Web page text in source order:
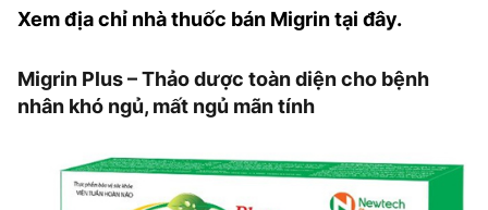
Xem địa chỉ nhà thuốc bán Migrin tại đây.
Migrin Plus – Thảo dược toàn diện cho bệnh
nhân khó ngủ, mất ngủ mãn tính